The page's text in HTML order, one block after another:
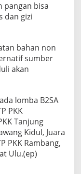
pangan bisa
dan gizi
bahan non
sumber
akan
lomba B2SA
PKK
Tanjung
Kidul, Juara
PKK Rambang,
Ulu.(ep)